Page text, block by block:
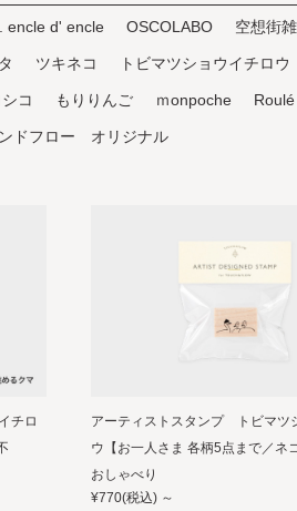
encle d' encle OSCOLABO 空想街
ツキネコ トビマツショウイチロウ
コ もりりんご ｍonpoche Roulé
ドフロー オリジナル
チロ
アーティストスタンプ トビマツ
ウ【お一人さま 各柄5点まで／ネ
おしゃべり
¥770(税込) ～